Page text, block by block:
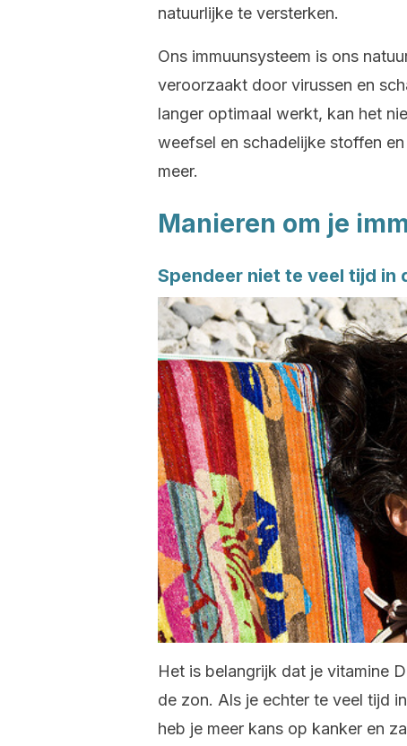
natuurlijke te versterken.
Ons immuunsysteem is ons
veroorzaakt door virussen en
langer optimaal werkt, kan het
weefsel en schadelijke stoffen
meer.
Manieren om je
Spendeer niet te veel tijd in
Het is belangrijk dat je vitamine
de zon. Als je echter te veel tijd
heb je meer kans op kanker en